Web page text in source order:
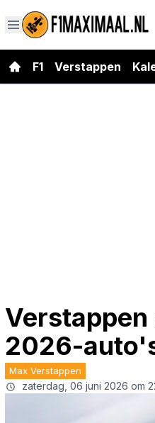
F1 Verstappen
2026-
Max Verstappen
zaterdag, 06 juni 2026 om